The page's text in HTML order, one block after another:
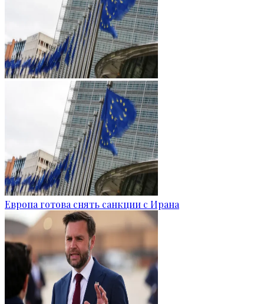
Европа готова снять санкции с Ирана